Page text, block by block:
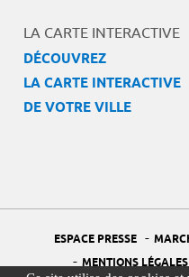
LA CARTE INTERACTIVE
DÉCOUVREZ
LA CARTE INTERACTIVE
DE VOTRE VILLE
ESPACE PRESSE -
- MENTIONS LÉGALES